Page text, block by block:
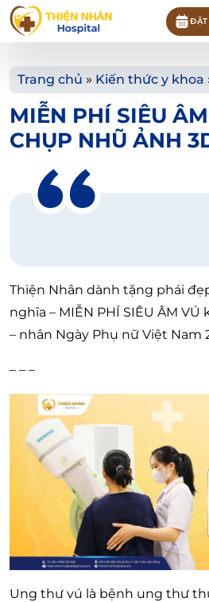
ĐẶT
Trang chủ » Kiến thức y khoa
MIỄN PHÍ SIÊU
CHỤP NHŨ ẢNH
Thiện Nhân dành tặng phái
nghĩa – MIỄN PHÍ SIÊU ÂM
– nhân Ngày Phụ nữ Việt Nam
– – –
Ung thư vú là bệnh ung thư